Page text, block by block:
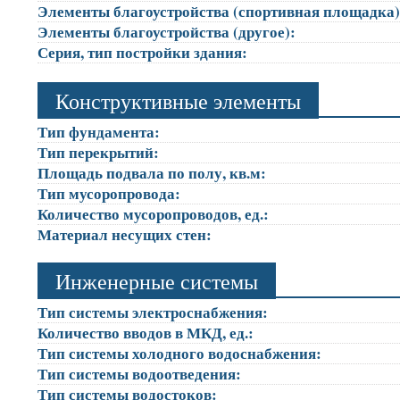
Элементы благоустройства (спортивная
Элементы благоустройства (другое):
Серия, тип постройки здания:
Конструктивные элементы
Тип фундамента:
Тип перекрытий:
Площадь подвала по полу, кв.м:
Тип мусоропровода:
Количество мусоропроводов, ед.:
Материал несущих стен:
Инженерные системы
Тип системы электроснабжения:
Количество вводов в МКД, ед.:
Тип системы холодного водоснабжения:
Тип системы водоотведения:
Тип системы водостоков: